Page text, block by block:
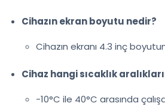
Cihazın ekran boyutu nedir?
Cihazın ekranı 4.3 inç
Cihaz hangi sıcaklık
-10°C ile 40°C arasında